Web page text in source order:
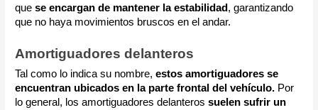
quese encargan de mantener la estabilidad , garantizando
que no haya movimientos bruscos en el andar.
Amortiguadores delanteros
Tal como lo indica su nombre,estos amortiguadores se
encuentran ubicados en la parte frontal del vehículo. Por
lo general, los amortiguadores delanterossuelen sufrir un